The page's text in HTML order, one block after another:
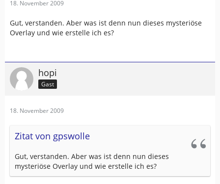
18. November 2009
Gut, verstanden. Aber was ist denn nun dieses mysteriöse
Overlay und wie erstelle ich es?
hopi
Gast
18. November 2009
Zitat von gpswolle
Gut, verstanden. Aber was ist denn nun dieses
mysteriöse Overlay und wie erstelle ich es?